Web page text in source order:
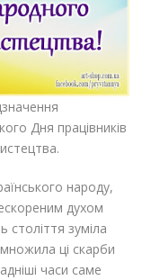
Дня працівників
народу,
духом
століття зуміла
ці скарби
часи саме